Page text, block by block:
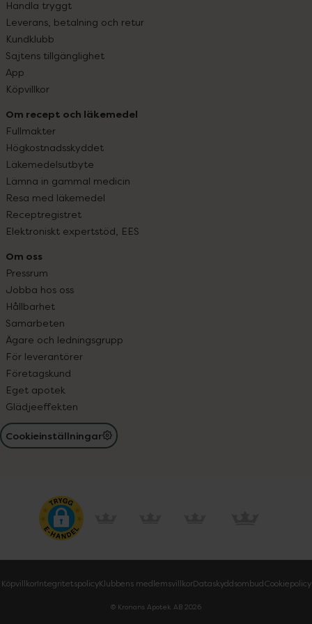
Handla tryggt
Leverans, betalning och retur
Kundklubb
Sajtens tillgänglighet
App
Köpvillkor
Om recept och läkemedel
Fullmakter
Högkostnadsskyddet
Läkemedelsutbyte
Lämna in gammal medicin
Resa med läkemedel
Receptregistret
Elektroniskt expertstöd, EES
Om oss
Pressrum
Jobba hos oss
Hållbarhet
Samarbeten
Ägare och ledningsgrupp
För leverantörer
Företagskund
Eget apotek
Glädjeeffekten
Cookieinställningar
KöpvillkorIntegritetspolicyKlubbens medlemsvillkorDataskyddsombudCookiepolicy
© Kronans Apotek AB 2026